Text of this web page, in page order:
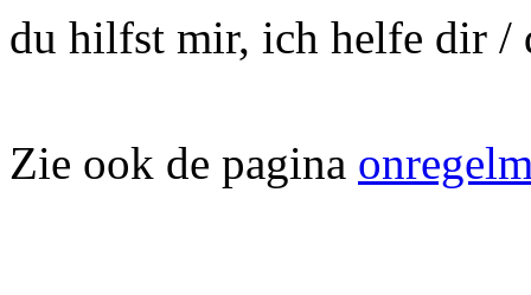
du hilfst mir, ich helfe dir /
Zie ook de pagina